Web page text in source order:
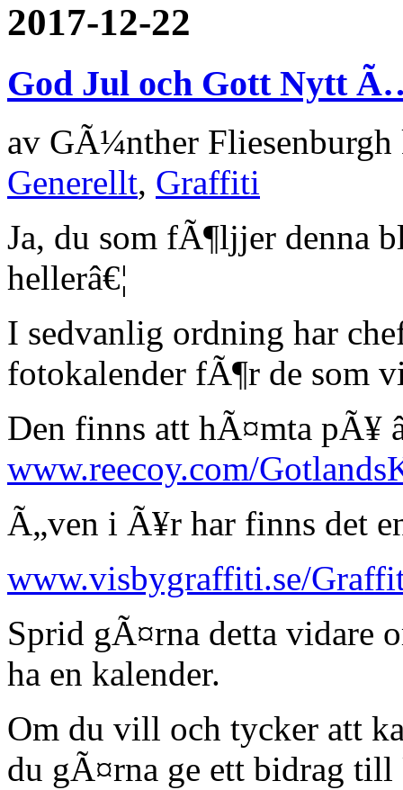
2017-12-22
God Jul och Gott Nytt
av GÃ¼nther Fliesenburgh
Generellt, Graffiti
Ja, du som fÃ¶ljjer denna
hellerâ€¦
I sedvanlig ordning har
fotokalender fÃ¶r de som
Den finns att hÃ¤mta pÃ¥
www.reecoy.com/
Ã„ven i Ã¥r har finns det
www.visbygraffiti.se/
Sprid gÃ¤rna detta vidare
ha en kalender.
Om du vill och tycker att
du gÃ¤rna ge ett bidrag